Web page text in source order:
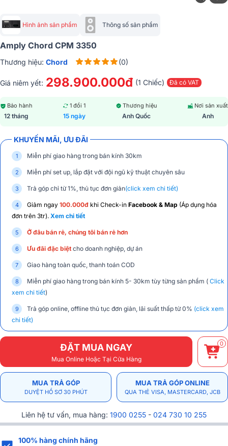
Hình ảnh sản phẩm Thông số sản phẩm
Amply Chord CPM 3350
Thương hiệu: Chord (0)
Giá niêm yết: 298.900.000đ (1 Chiếc) Đã có VAT
Bảo hành
12 tháng
1 đổi 1
15 ngày
Thương hiệu
Anh Quốc
Nơi sản xuất
Anh
KHUYẾN MÃI, ƯU ĐÃI
Miễn phí giao hàng trong bán kính 30km
Miễn phí set up, lắp đặt với đội ngũ kỹ thuật chuyên sâu
Trả góp chỉ từ 1%, thủ tục đơn giản(click xem chi tiết)
Giảm ngay 100.000đ khi Check-in Facebook & Map (Áp dụng hóa
đơn trên 3tr). Xem chi tiết
Ở đâu bán rẻ, chúng tôi bán rẻ hơn
Ưu đãi đặc biệt cho doanh nghiệp, dự án
Giao hàng toàn quốc, thanh toán COD
Miễn phí giao hàng trong bán kính 5- 30km tùy từng sản phẩm ( Click
xem chi tiết)
Trả góp online, offline thủ tục đơn giản, lãi suất thấp từ 0% (click xem
chi tiết)
ĐẶT MUA NGAY
Mua Online Hoặc Tại Cửa Hàng
0
MUA TRẢ GÓP
DUYỆT HỒ SƠ 30 PHÚT
MUA TRẢ GÓP ONLINE
QUA THẺ VISA, MASTERCARD, JCB
Liên hệ tư vấn, mua hàng: 1900 0255 - 024 730 10 255
100% hàng chính hãng